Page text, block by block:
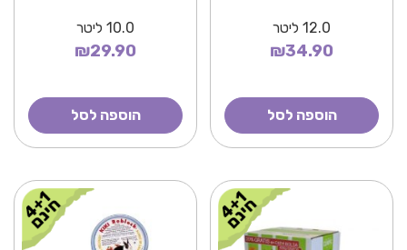
12.0 ליטר
₪34.90
הוספה לסל
10.0 ליטר
₪29.90
הוספה לסל